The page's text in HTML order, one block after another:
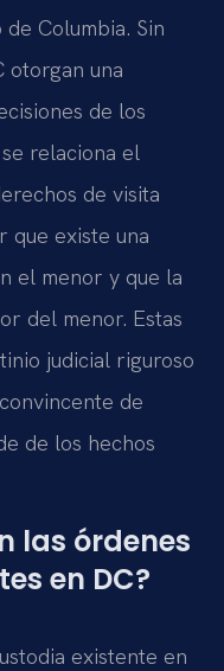
Columbia. Sin
otorgan una
de los
relaciona el
de visita
que existe una
el menor y que la
del menor. Estas
judicial riguroso
de
de los hechos
las órdenes
en DC?
existente en